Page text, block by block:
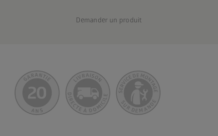
Demander un produit